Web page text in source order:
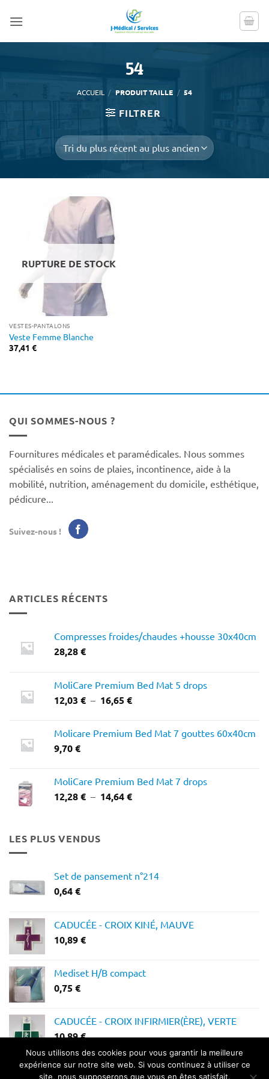
54
ACCUEIL / PRODUIT TAILLE / 54
FILTRER
RUPTURE DE STOCK
VESTES-PANTALONS
Veste Femme Blanche
37,41 €
QUI SOMMES-NOUS ?
Fournitures médicales et paramédicales. Nous sommes
spécialisés en soins de plaies, incontinence, aide à la
mobilité, nutrition, aménagement du domicile, esthétique,
pédicure...
Suivez-nous !
ARTICLES RÉCENTS
Compresses froides/chaudes +housse 30x40cm
28,28€
MoliCare Premium Bed Mat 5 drops
12,03 € – 16,65€Plage
12,03 €
Molicare Premium Bed Mat 7 gouttes 60x40cm
9,70€
MoliCare Premium Bed Mat 7 drops
12,28€ – 14,64€Plage
LES PLUS VENDUS
Set de pansement n°214
0,64€
CADUCÉE - CROIX KINÉ, MAUVE
10,89€
Mediset H/B compact
0,75€
CADUCÉE - CROIX INFIRMIER(ÈRE), VERTE
10,89€
Nous utilisons des cookies pour vous garantir la meilleure
expérience sur notre site web. Si vous continuez à utiliser ce
site, nous supposerons que vous en êtes satisfait.